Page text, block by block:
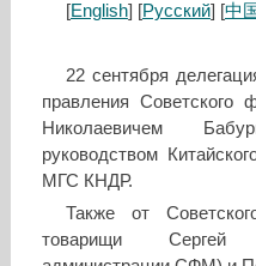
[English] [Русский] [中
22 сентября
правления
Николаевичем
руководством
МГС КНДР.
Также от
товарищи Сергей